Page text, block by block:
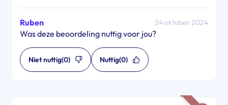
Ruben 24 oktober 2024
Was deze beoordeling nuttig voor jou?
Niet nuttig(0) Nuttig(0)